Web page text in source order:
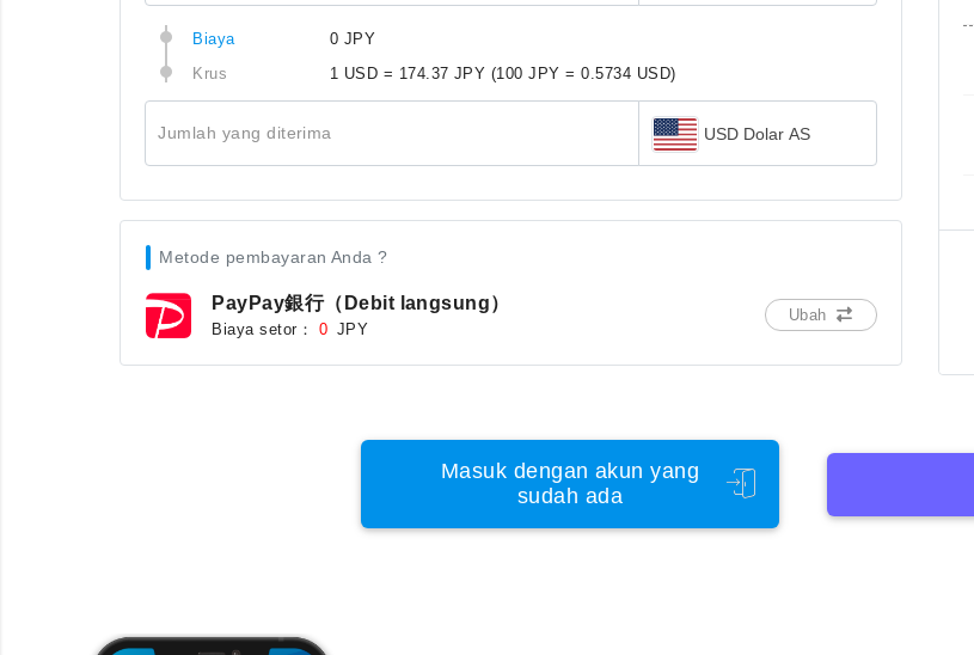
Biaya
0 JPY
Krus
1 USD = 174.37 JPY (100 JPY = 0.5734 USD)
Jumlah yang diterima USD Dolar AS
Metode pembayaran Anda ?
PayPay銀行（Debit langsung）
Biaya setor： 0 JPY
Ubah
Masuk dengan akun yang
sudah ada